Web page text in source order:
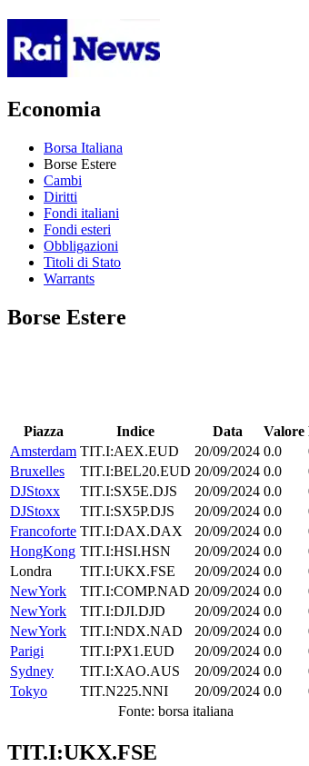
Economia
Borsa Italiana
Borse Estere
Cambi
Diritti
Fondi italiani
Fondi esteri
Obbligazioni
Titoli di Stato
Warrants
Borse Estere
Piazza Indice Data Valore
Amsterdam TIT.I:AEX.EUD 20/09/2024 0.0
Bruxelles
TIT.I:BEL20.EUD 20/09/2024 0.0
DJStoxx
TIT.I:SX5E.DJS 20/09/2024 0.0
DJStoxx
TIT.I:SX5P.DJS 20/09/2024 0.0
Francoforte TIT.I:DAX.DAX 20/09/2024 0.0
HongKong TIT.I:HSI.HSN 20/09/2024 0.0
Londra
TIT.I:UKX.FSE 20/09/2024 0.0
NewYork
TIT.I:COMP.NAD 20/09/2024 0.0
NewYork
TIT.I:DJI.DJD 20/09/2024 0.0
NewYork
TIT.I:NDX.NAD 20/09/2024 0.0
Parigi
TIT.I:PX1.EUD 20/09/2024 0.0
Sydney
TIT.I:XAO.AUS 20/09/2024 0.0
Tokyo
TIT.N225.NNI 20/09/2024 0.0
Fonte: borsa italiana
TIT.I:UKX.FSE